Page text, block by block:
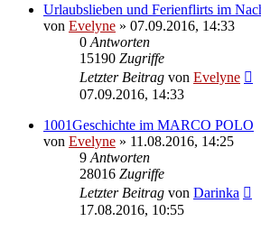
Urlaubslieben und Ferienflirts im
von Evelyne » 07.09.2016, 14:33
0 Antworten
15190 Zugriffe
Letzter Beitrag von Evelyne
07.09.2016, 14:33
1001Geschichte im MARCO POLO
von Evelyne » 11.08.2016, 14:25
9 Antworten
28016 Zugriffe
Letzter Beitrag von Darinka
17.08.2016, 10:55